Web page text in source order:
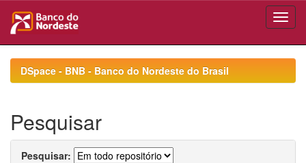
navigationDSpace - BNB - Banco do Nordeste do Brasil
Pesquisar
Pesquisar: